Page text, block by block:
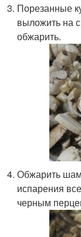
Порезанные
выложить на
обжарить.
Обжарить
испарения
черным